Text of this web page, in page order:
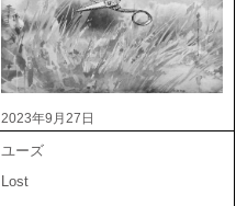
2023年9月27日
ユーズ
Lost